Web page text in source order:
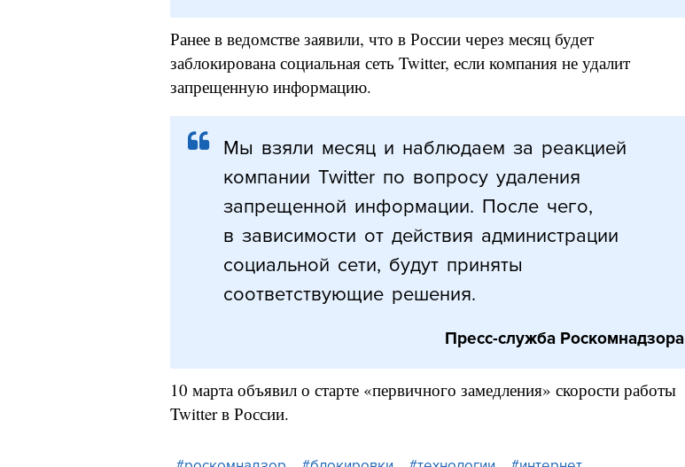
Ранее в ведомстве заявили, что в России через месяц будет
заблокирована социальная сеть Twitter, если компания не удалит
запрещенную информацию.
Мы взяли месяц и наблюдаем за реакцией
компании Twitter по вопросу удаления
запрещенной информации. После чего,
в зависимости от действия администрации
социальной сети, будут приняты
соответствующие решения.
Пресс-служба Роскомнадзора
10 марта объявил о старте «первичного замедления» скорости работы
Twitter в России.